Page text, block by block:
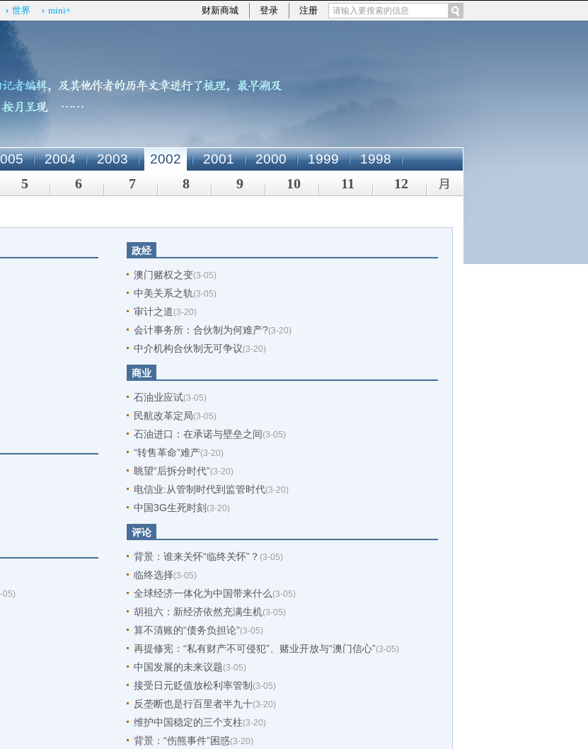
财新商城 登录 注册
世界 mini+
2004 2003 2002 2001 2000 1999 1998
5 6 7 8 9 10 11 12
05)
政经
澳门赌权之变(3-05)
中美关系之轨 (3-05)
审计之道(3-20)
会计事务所：合伙制为何难产?(3-20)
中介机构合伙制无可争议(3-20)
商业
石油业应试(3-05)
民航改革定局(3-05)
石油进口：在承诺与壁垒之间(3-05)
“转售革命”难产(3-20)
眺望“后拆分时代”(3-20)
电信业:从管制时代到监管时代(3-20)
中国3G生死时刻 (3-20)
评论
背景：谁来关怀“临终关怀”？ (3-05)
临终选择(3-05)
全球经济一体化为中国带来什么 (3-05)
胡祖六：新经济依然充满生机(3-05)
算不清账的“债务负担论”(3-05)
再提修宪：“私有财产不可侵犯”、赌业开放与“澳门信心”(3-05)
中国发展的未来议题(3-05)
接受日元贬值放松利率管制 (3-05)
反垄断也是行百里者半九十(3-20)
维护中国稳定的三个支柱(3-20)
背景：“伤熊事件”困惑(3-20)